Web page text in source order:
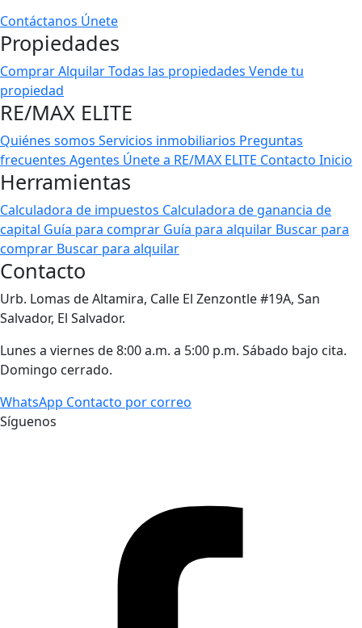
Contáctanos Únete
Propiedades
ComprarAlquilarTodas las propiedades Vende tu
propiedad
RE/MAX ELITE
Quiénes somos Servicios inmobiliarios Preguntas
frecuentes Agentes Únete a RE/MAX ELITE Contacto Inicio
Herramientas
Calculadora de impuestos Calculadora de ganancia de
capital Guía para comprar Guía para alquilar Buscar para
comprar Buscar para alquilar
Contacto
Urb. Lomas de Altamira, Calle El Zenzontle #19A, San
Salvador, El Salvador.
Lunes a viernes de 8:00 a.m. a 5:00 p.m. Sábado bajo cita.
Domingo cerrado.
WhatsApp Contacto por correo
Síguenos